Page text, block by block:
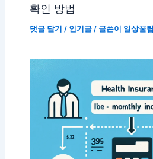
확인 방법
댓글 달기 / 인기글/ 글쓴이 일상꿀팁